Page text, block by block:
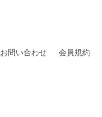
お問い合わせ 会員規約